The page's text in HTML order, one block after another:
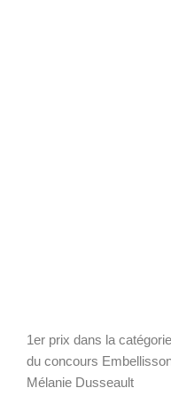
1er prix dans la
du concours
Mélanie Dusseault